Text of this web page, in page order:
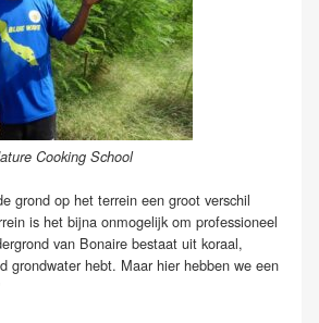
Cooking School
grond op het terrein een groot verschil
is het bijna onmogelijk om professioneel
van Bonaire bestaat uit koraal,
grondwater hebt. Maar hier hebben we een